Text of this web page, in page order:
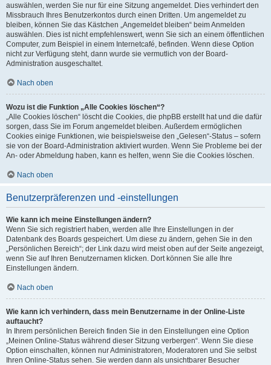
auswählen, werden Sie nur für eine Sitzung angemeldet. Dies verhindert den
Missbrauch Ihres Benutzerkontos durch einen Dritten. Um angemeldet zu
bleiben, können Sie das Kästchen „Angemeldet bleiben“ beim Anmelden
auswählen. Dies ist nicht empfehlenswert, wenn Sie sich an einem öffentlichen
Computer, zum Beispiel in einem Internetcafé, befinden. Wenn diese Option
nicht zur Verfügung steht, dann wurde sie vermutlich von der Board-
Administration ausgeschaltet.
Nach oben
Wozu ist die Funktion „Alle Cookies löschen“?
„Alle Cookies löschen“ löscht die Cookies, die phpBB erstellt hat und die dafür
sorgen, dass Sie im Forum angemeldet bleiben. Außerdem ermöglichen
Cookies einige Funktionen, wie beispielsweise den „Gelesen“-Status – sofern
sie von der Board-Administration aktiviert wurden. Wenn Sie Probleme bei der
An- oder Abmeldung haben, kann es helfen, wenn Sie die Cookies löschen.
Nach oben
Benutzerpräferenzen und -einstellungen
Wie kann ich meine Einstellungen ändern?
Wenn Sie sich registriert haben, werden alle Ihre Einstellungen in der
Datenbank des Boards gespeichert. Um diese zu ändern, gehen Sie in den
„Persönlichen Bereich“; der Link dazu wird meist oben auf der Seite angezeigt,
wenn Sie auf Ihren Benutzernamen klicken. Dort können Sie alle Ihre
Einstellungen ändern.
Nach oben
Wie kann ich verhindern, dass mein Benutzername in der Online-Liste
auftaucht?
In Ihrem persönlichen Bereich finden Sie in den Einstellungen eine Option
„Meinen Online-Status während dieser Sitzung verbergen“. Wenn Sie diese
Option einschalten, können nur Administratoren, Moderatoren und Sie selbst
Ihren Online-Status sehen. Sie werden dann als unsichtbarer Besucher